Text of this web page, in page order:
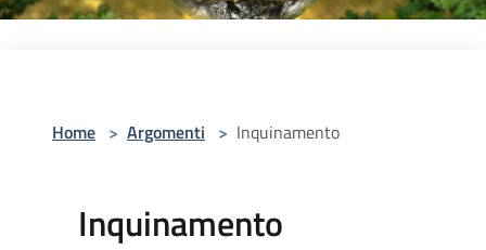
Home > Argomenti > Inquinamento
Inquinamento